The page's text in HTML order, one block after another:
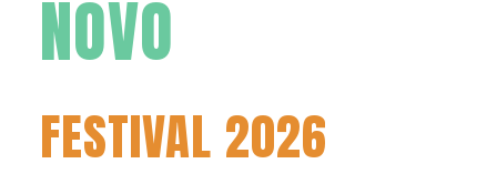
NOVO
FESTIVAL 2026